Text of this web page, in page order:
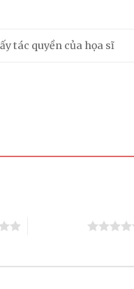
tác quyền của họa sĩ